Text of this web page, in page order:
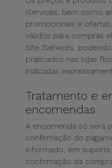
iServices, bem como
promocionais e
válidos para compras
Site iServices,
praticados nas lojas
indicadas
Tratamento e
encomendas
A encomenda só será
confirmação do
informado, em
confirmação da